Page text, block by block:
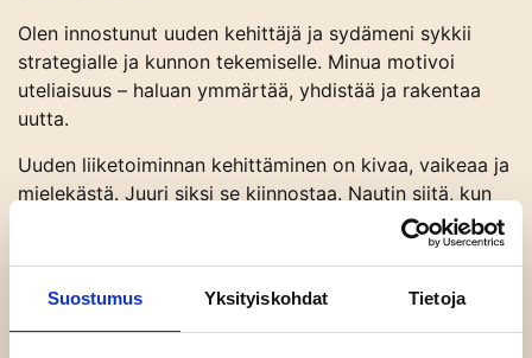
Suostumus Yksityiskohdat Tietoja
Olen innostunut uuden kehittäjä ja sydämeni sykkii
strategialle ja kunnon tekemiselle. Minua motivoi
uteliaisuus – haluan ymmärtää, yhdistää ja rakentaa
uutta.
Uuden liiketoiminnan kehittäminen on kivaa, vaikeaa ja
mielekästä. Juuri siksi se kiinnostaa. Nautin siitä, kun
saan sukeltaa syvälle ilmiöihin, purkaa ne osiin ja
Innostus tarttuu, ja parhaat ideat syntyvät dialogissa.